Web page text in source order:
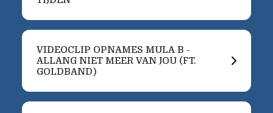
VIDEOCLIP OPNAMES MULA B -
ALLANG NIET MEER VAN JOU (FT.
GOLDBAND)